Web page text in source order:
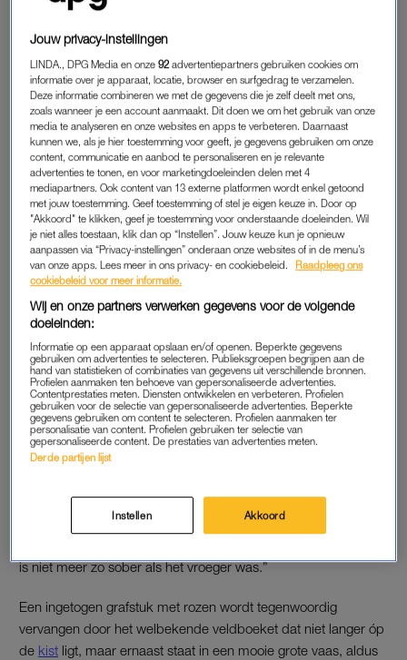
en thuisopbaringen aan. Talitha werkt met een basis van
warme materialen en neutrale kleuren die ze zelf fijn en
voorkeuren van de overledene. “Ik maak het persoonlijk door
bijvoorbeeld de lievelingskleur terug te laten komen in kaarsen
of bloemen.”
TRENDS
steeds uitbundiger aan te kleden. “Er wordt meer gedeeld en
gesproken over de dood en uitvaarten. Nabestaanden durven
is niet meer zo sober als het vroeger was.”
Een ingetogen grafstuk met rozen wordt tegenwoordig
vervangen door het welbekende veldboeket dat niet langer óp
de kist ligt, maar ernaast staat in een mooie grote vaas, aldus
Jouw privacy-instellingen
LINDA., DPG Media en onze92 advertentiepartners gebruiken cookies om
informatie over je apparaat, locatie, browser en surfgedrag te verzamelen.
Deze informatie combineren we met de gegevens die je zelf deelt met ons,
zoals wanneer je een account aanmaakt. Dit doen we om het gebruik van onze
media te analyseren en onze websites en apps te verbeteren. Daarnaast
kunnen we, als je hier toestemming voor geeft, je gegevens gebruiken om onze
content, communicatie en aanbod te personaliseren en je relevante
advertenties te tonen, en voor marketingdoeleinden delen met 4
mediapartners. Ook content van 13 externe platformen wordt enkel getoond
met jouw toestemming. Geef toestemming of stel je eigen keuze in. Door op
"Akkoord" te klikken, geef je toestemming voor onderstaande doeleinden. Wil
je niet alles toestaan, klik dan op “Instellen”. Jouw keuze kun je opnieuw
aanpassen via “Privacy-instellingen” onderaan onze websites of in de menu’s
van onze apps. Lees meer in ons privacy- en cookiebeleid.
Raadpleeg ons
cookiebeleid voor meer informatie.
Wij en onze partners verwerken gegevens voor de volgende
doeleinden:
Informatie op een apparaat opslaan en/of openen. Beperkte gegevens
gebruiken om advertenties te selecteren. Publieksgroepen begrijpen aan de
hand van statistieken of combinaties van gegevens uit verschillende bronnen.
Profielen aanmaken ten behoeve van gepersonaliseerde advertenties.
Contentprestaties meten. Diensten ontwikkelen en verbeteren. Profielen
gebruiken voor de selectie van gepersonaliseerde advertenties. Beperkte
gegevens gebruiken om content te selecteren. Profielen aanmaken ter
personalisatie van content. Profielen gebruiken ter selectie van
gepersonaliseerde content. De prestaties van advertenties meten.
Derde partijen lijst
Instellen Akkoord